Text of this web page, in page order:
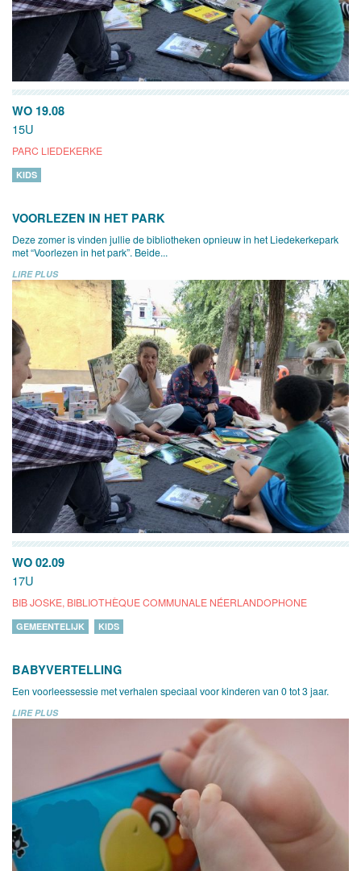
WO 19.08
15U
PARC LIEDEKERKE
KIDS
VOORLEZEN IN HET PARK
Deze zomer is vinden jullie de bibliotheken opnieuw in het Liedekerkepark
met “Voorlezen in het park”. Beide...
LIRE PLUS
WO 02.09
17U
BIB JOSKE, BIBLIOTHÈQUE COMMUNALE NÉERLANDOPHONE
GEMEENTELIJK KIDS
BABYVERTELLING
Een voorleessessie met verhalen speciaal voor kinderen van 0 tot 3 jaar.
LIRE PLUS